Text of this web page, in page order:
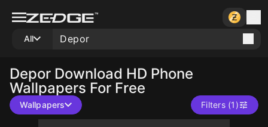
All
Depor Download HD Phone
Wallpapers For Free
Wallpapers Filters (1)